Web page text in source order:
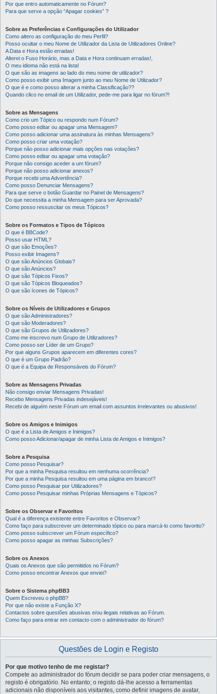
Por que entro automaticamente no Fórum?
Para que serve a opção “Apagar cookies” ?
Sobre as Preferências e Configurações do Utilizador
Como altero as configuração do meu Perfil?
Posso ocultar o meu Nome de Utilizador da Lista de Utilizadores Online?
A Data e Hora estão erradas!
Alterei o Fuso Horário, mas a Data e Hora continuam erradas!,
O meu idioma não está na lista!
O que são as imagens ao lado do meu nome de utilizador?
Como posso exibir uma Imagem junto ao meu Nome de Utilizador?
O que é e como posso alterar a minha Classificação??
Quando clico no email de um Utilizador, pede-me para ligar no fórum?!
Sobre as Mensagens
Como crio um Tópico ou respondo num Fórum?
Como posso editar ou apagar uma Mensagem?
Como posso adicionar uma assinatura às minhas Mensagens?
Como posso criar uma votação?
Porque não posso adicionar mais opções nas votações?
Como posso editar ou apagar uma votação?
Porque não consigo aceder a um fórum?
Porque não posso adicionar anexos?
Porque recebi uma Advertência?
Como posso Denunciar Mensagens?
Para que serve o botão Guardar no Painel de Mensagens?
Do que necessita a minha Mensagem para ser Aprovada?
Como posso ressuscitar os meus Tópicos?
Sobre os Formatos e Tipos de Tópicos
O que é BBCode?
Posso usar HTML?
O que são Emoções?
Posso exibir Imagens?
O que são Anúncios Globais?
O que são Anúncios?
O que são Tópicos Fixos?
O que são Tópicos Bloqueados?
O que são ícones de Tópicos?
Sobre os Níveis de Utilizadores e Grupos
O que são Administradores?
O que são Moderadores?
O que são Grupos de Utilizadores?
Como me inscrevo num Grupo de Utilizadores?
Como posso ser Líder de um Grupo?
Por que alguns Grupos aparecem em diferentes cores?
O que é um Grupo Padrão?
O que é a Equipa de Responsáveis do Fórum?
Sobre as Mensagens Privadas
Não consigo enviar Mensagens Privadas!
Recebo Mensagens Privadas indesejáveis!
Recebi de alguém neste Fórum um email com assuntos irrelevantes ou abusivos!
Sobre os Amigos e Inimigos
O que é a Lista de Amigos e Inimigos?
Como posso Adicionar/apagar de minha Lista de Amigos e Inimigos?
Sobre a Pesquisa
Como posso Pesquisar?
Por que a minha Pesquisa resultou em nenhuma ocorrência?
Por que a minha Pesquisa resultou em uma página em branco!?
Como posso Pesquisar por Utilizadores?
Como posso Pesquisar minhas Próprias Mensagens e Tópicos?
Sobre os Observar e Favoritos
Qual é a diferença existente entre Favoritos e Observar?
Como faço para subscrever um determinado tópico ou para marcá-lo como favorito?
Como posso subscrever um Fórum específico?
Como posso apagar as minhas Subscrições?
Sobre os Anexos
Quais os Anexos que são permitidos no Fórum?
Como posso encontrar Anexos que enviei?
Sobre o Sistema phpBB3
Quem Escreveu o phpBB?
Por que não existe a Função X?
Contactos sobre questões abusivas e/ou ilegais relativas ao Fórum.
Como faço para entrar em contacto com o administrador do fórum?
Questões de Login e Registo
Por que motivo tenho de me registar?
Compete ao administrador do fórum decidir se para poder criar mensagens, o
registo é obrigatório. No entanto; o registo dá-lhe acesso a ferramentas
adicionais não disponíveis aos visitantes, como definir imagens de avatar,